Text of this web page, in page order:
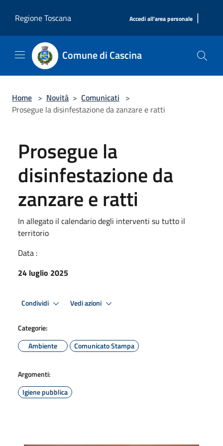
Regione Toscana
Accedi all'area personale |
Comune di Cascina
Home > Novità > Comunicati >
Prosegue la disinfestazione da zanzare e ratti
Prosegue la
disinfestazione da
zanzare e ratti
In allegato il calendario degli interventi su tutto il
territorio
Data :
24 luglio 2025
Condividi Vedi azioni
Categorie:
Ambiente
Comunicato Stampa
Argomenti:
Igiene pubblica